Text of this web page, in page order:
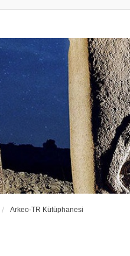
Arkeo-TR Kütüphanesi